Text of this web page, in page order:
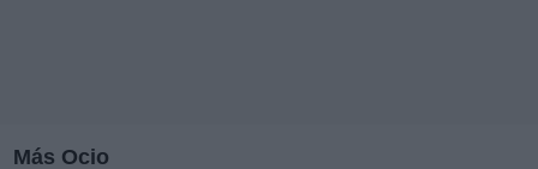
Más Ocio